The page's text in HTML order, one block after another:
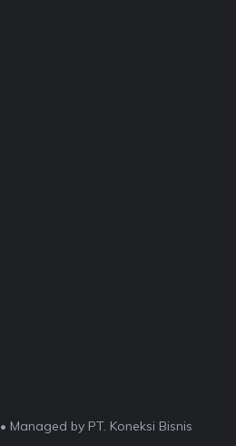
Managed by PT. Koneksi Bisnis